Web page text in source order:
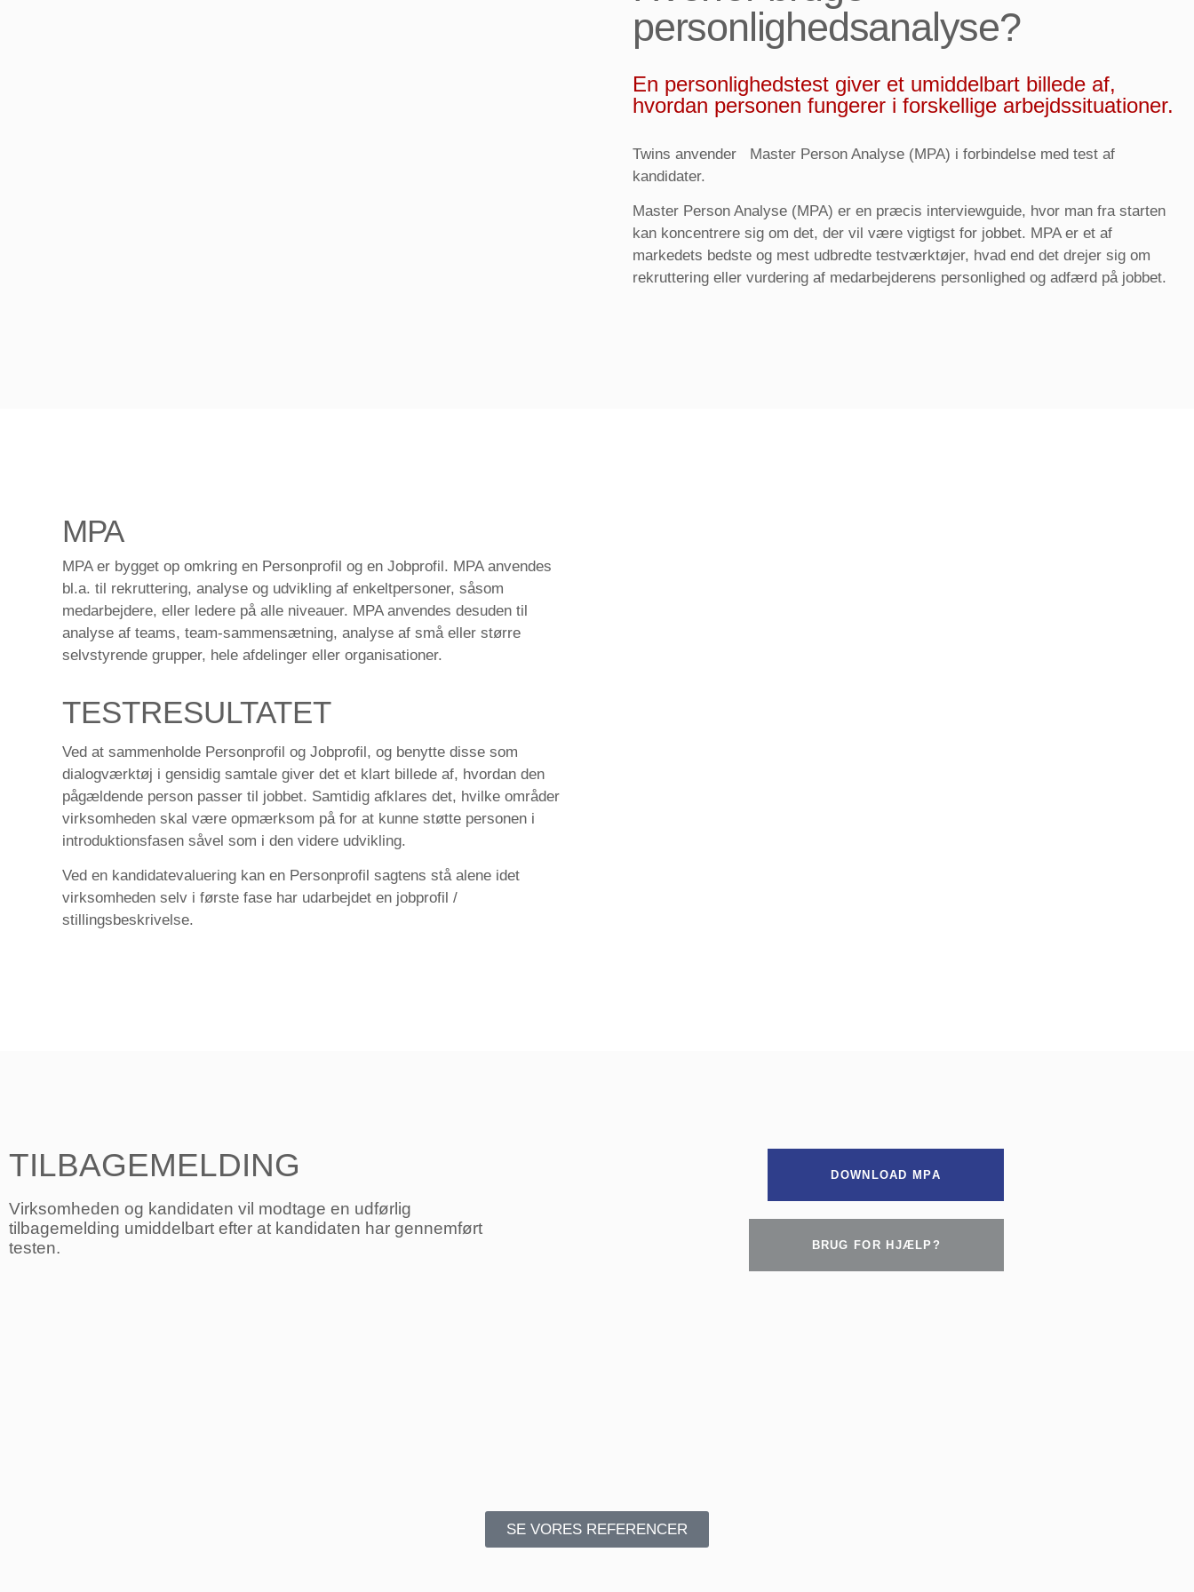
personlighedsanalyse?
En personlighedstest giver et umiddelbart billede af,
hvordan personen fungerer i forskellige arbejdssituationer.
Twins anvender Master Person Analyse (MPA) i forbindelse med test af
kandidater.
Master Person Analyse (MPA) er en præcis interviewguide, hvor man fra starten
kan koncentrere sig om det, der vil være vigtigst for jobbet. MPA er et af
markedets bedste og mest udbredte testværktøjer, hvad end det drejer sig om
rekruttering eller vurdering af medarbejderens personlighed og adfærd på jobbet.
MPA
MPA er bygget op omkring en Personprofil og en Jobprofil. MPA anvendes
bl.a. til rekruttering, analyse og udvikling af enkeltpersoner, såsom
medarbejdere, eller ledere på alle niveauer. MPA anvendes desuden til
analyse af teams, team-sammensætning, analyse af små eller større
selvstyrende grupper, hele afdelinger eller organisationer.
TESTRESULTATET
Ved at sammenholde Personprofil og Jobprofil, og benytte disse som
dialogværktøj i gensidig samtale giver det et klart billede af, hvordan den
pågældende person passer til jobbet. Samtidig afklares det, hvilke områder
virksomheden skal være opmærksom på for at kunne støtte personen i
introduktionsfasen såvel som i den videre udvikling.
Ved en kandidatevaluering kan en Personprofil sagtens stå alene idet
virksomheden selv i første fase har udarbejdet en jobprofil /
stillingsbeskrivelse.
TILBAGEMELDING
Virksomheden og kandidaten vil modtage en udførlig
tilbagemelding umiddelbart efter at kandidaten har gennemført
testen.
DOWNLOAD MPA
BRUG FOR HJÆLP?
SE VORES REFERENCER